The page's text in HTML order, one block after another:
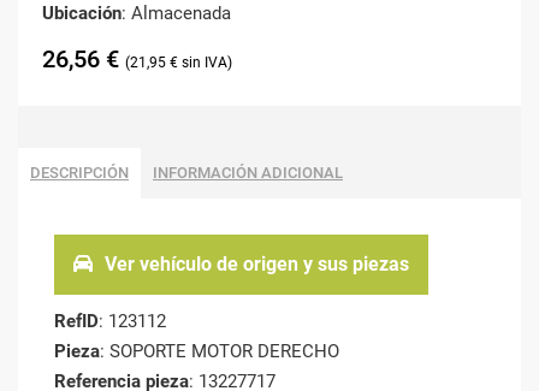
Ubicación: Almacenada
26,56 € 21,95 €
DESCRIPCIÓN INFORMACIÓN ADICIONAL
Ver vehículo de origen y sus piezas
RefID: 123112
Pieza: SOPORTE MOTOR DERECHO
Referencia pieza: 13227717